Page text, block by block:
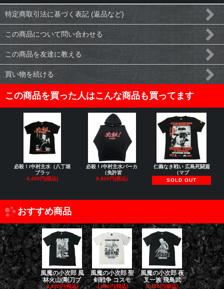
特定商取引法に基づく表記 (返品など)
この商品について問い合わせる
この商品を友達に教える
買い物を続ける
この商品を買った人はこんな商品も買ってます
必殺！/中村主水（八丁堀
ブラッ
4,400円(税込)
必殺！/中村主水パーカ
（免許皆
8,800円(税込)
仁義なき戦い 広島死闘篇
（マブ
SOLD OUT
おすすめ商品
風魔の小次郎 風
林火山(剛刀ブ
4,400円(税込)
風魔の小次郎 聖
剣戦争 コスモ
4,400円(税込)
風魔の小次郎 夜
叉一族 飛鳥武
4,400円(税込)
風魔の小次
魔一族 竜
4,400円(税